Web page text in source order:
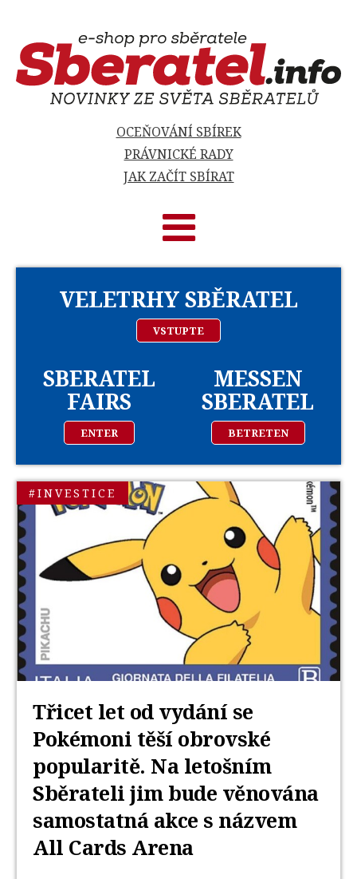
OCEŇOVÁNÍ SBÍREK
PRÁVNICKÉ RADY
JAK ZAČÍT SBÍRAT
VELETRHY SBĚRATEL
VSTUPTE
SBERATEL
FAIRS
ENTER
MESSEN
SBERATEL
BETRETEN
#INVESTICE
Třicet let od vydání se
Pokémoni těší obrovské
popularitě. Na letošním
Sběrateli jim bude věnována
samostatná akce s názvem
All Cards Arena